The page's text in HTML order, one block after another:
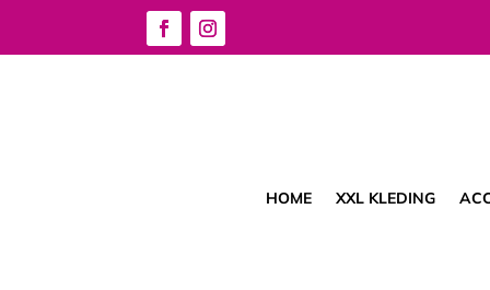
HOME XXL KLEDING